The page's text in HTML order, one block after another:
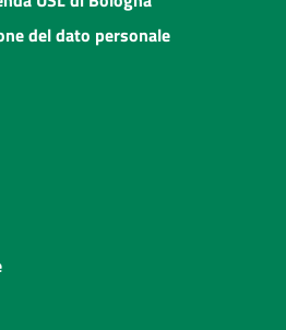
del dato personale